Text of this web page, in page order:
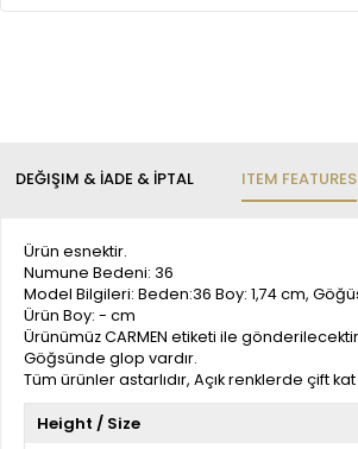
ITEM FEATURES
DEĞIŞIM & İADE & İPTAL
Ürün esnektir.
Numune Bedeni: 36
Model Bilgileri: Beden:36 Boy: 1,74 cm,
Ürün Boy: - cm
Ürünümüz CARMEN etiketi ile
Göğsünde glop vardır.
Tüm ürünler astarlıdır, Açık renklerde çift
Height / Size